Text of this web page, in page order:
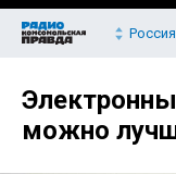
Россия
можно